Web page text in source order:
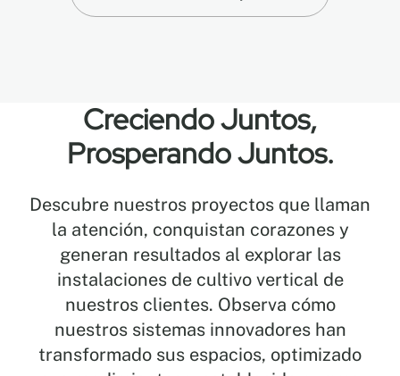
Creciendo Juntos,
Prosperando Juntos.
Descubre nuestros proyectos que llaman
la atención, conquistan corazones y
generan resultados al explorar las
instalaciones de cultivo vertical de
nuestros clientes. Observa cómo
nuestros sistemas innovadores han
transformado sus espacios, optimizado